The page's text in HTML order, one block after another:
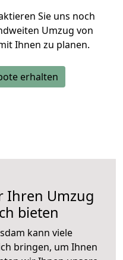
Sie uns noch
Umzug von
Ihnen zu planen.
erhalten
Ihren Umzug
bieten
kann viele
bringen, um Ihnen